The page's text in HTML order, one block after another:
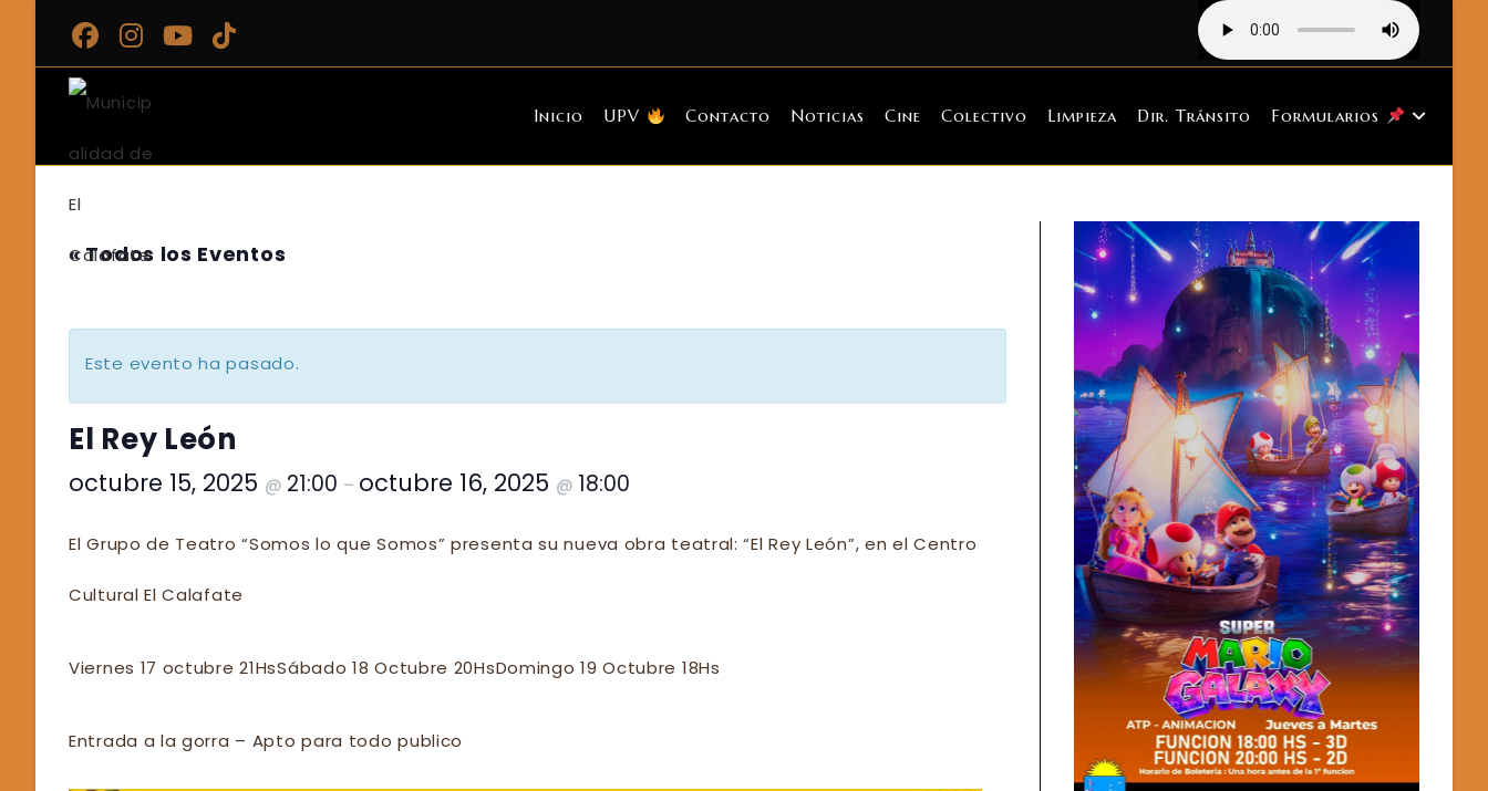
Inicio UPV Contacto Noticias Cine Colectivo Limpieza Dir. Tránsito Formularios
« Todos los Eventos
Este evento ha pasado.
El Rey León
octubre 15, 2025 @ 21:00 – octubre 16, 2025 @ 18:00
El Grupo de Teatro “Somos lo que Somos” presenta su nueva obra teatral: “El Rey León”, en el Centro
Cultural El Calafate
Viernes 17 octubre 21HsSábado 18 Octubre 20HsDomingo 19 Octubre 18Hs
Entrada a la gorra – Apto para todo publico